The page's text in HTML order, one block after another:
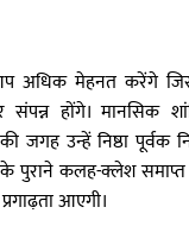
आप अधिक मेहनत करेंगे
होंगे। मानसिक
जगह उन्हें निष्ठा पूर्वक
पुराने कलह-क्लेश
आएगी।